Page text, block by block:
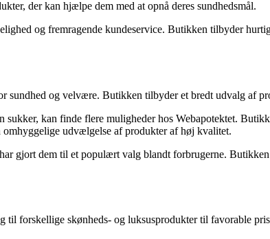
der kan hjælpe dem med at opnå deres sundhedsmål.
og fremragende kundeservice. Butikken tilbyder
sundhed og velvære. Butikken tilbyder et bredt udvalg af
sukker, kan finde flere muligheder hos Webapotektet.
omhyggelige udvælgelse af produkter af høj kvalitet.
gjort dem til et populært valg blandt forbrugerne.
forskellige skønheds- og luksusprodukter til favorable